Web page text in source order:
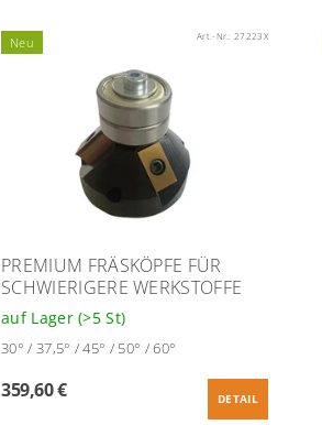
Neu Art.-Nr.:27223X
PREMIUM FRÄSKÖPFE FÜR
SCHWIERIGERE WERKSTOFFE
auf Lager(>5 St)
30° / 37,5° / 45° / 50° / 60°
359,60 € DETAIL